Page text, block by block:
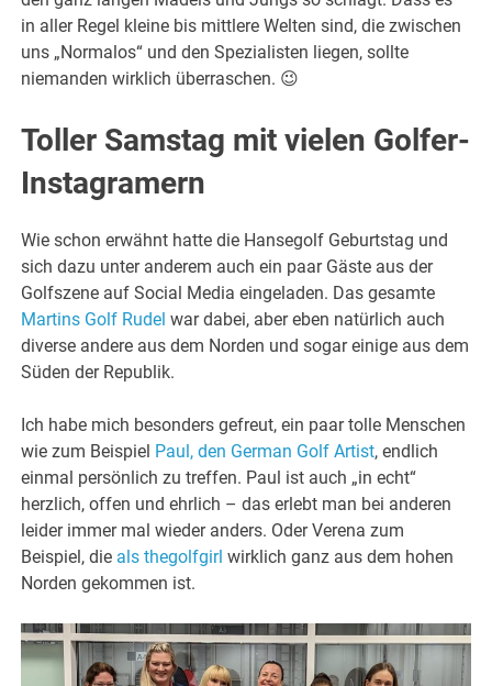
in aller Regel kleine bis mittlere Welten sind, die zwischen
uns „Normalos“ und den Spezialisten liegen, sollte
niemanden wirklich überraschen. 😉
Toller Samstag mit vielen Golfer-
Instagramern
Wie schon erwähnt hatte die Hansegolf Geburtstag und
sich dazu unter anderem auch ein paar Gäste aus der
Golfszene auf Social Media eingeladen. Das gesamte
Martins Golf Rudel war dabei, aber eben natürlich auch
diverse andere aus dem Norden und sogar einige aus dem
Süden der Republik.
Ich habe mich besonders gefreut, ein paar tolle Menschen
wie zum Beispiel Paul, den German Golf Artist, endlich
einmal persönlich zu treffen. Paul ist auch „in echt“
herzlich, offen und ehrlich – das erlebt man bei anderen
leider immer mal wieder anders. Oder Verena zum
Beispiel, die als thegolfgirl wirklich ganz aus dem hohen
Norden gekommen ist.